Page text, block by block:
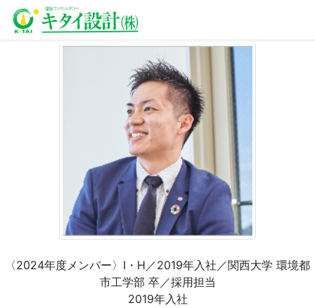
〈2024年度メンバー〉I・H／2019年入社／関西大学 環境都
市工学部 卒／採用担当
2019年入社